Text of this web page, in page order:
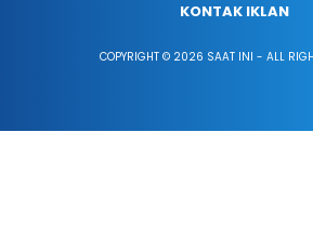
KONTAK IKLAN
COPYRIGHT © 2026 SAAT INI - ALL